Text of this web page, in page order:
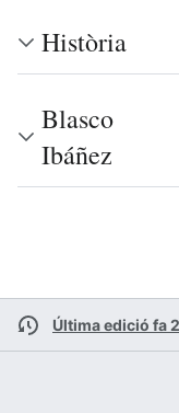
Història
Blasco
Ibáñez
Última edició fa